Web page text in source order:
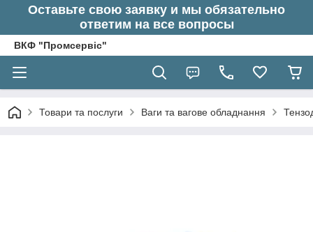
Оставьте свою заявку и мы обязательно
ответим на все вопросы
ВКФ "Промсервіс"
Товари та послуги Ваги та вагове обладнання